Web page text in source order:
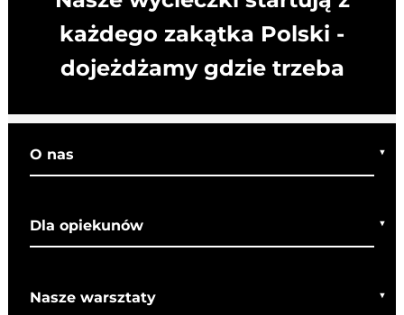
każdego zakątka Polski -
dojeżdżamy gdzie trzeba
O nas
Co o nas mówią
Dla opiekunów
Bezpieczeństwo
Nasze warsztaty